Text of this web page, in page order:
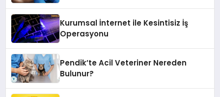
Kurumsal İnternet ile Kesintisiz İş
Operasyonu
Pendik’te Acil Veteriner Nereden
Bulunur?